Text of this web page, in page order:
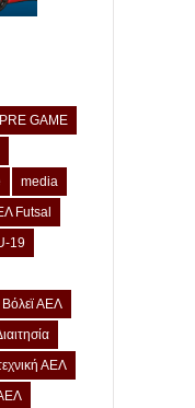
PRE GAME
media
Futsal
19
Βόλεϊ ΑΕΛ
ΑΕΛ